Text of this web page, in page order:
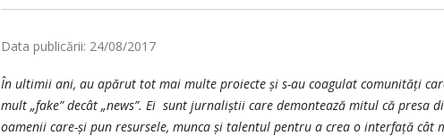
Data publicării: 24/08/2017
În ultimii ani, au apărut tot mai multe proiecte și s-au coagulat comunități
mult „fake” decât „news”. Ei sunt jurnaliștii care demontează mitul că presa
oamenii care-și pun resursele, munca și talentul pentru a crea o interfață